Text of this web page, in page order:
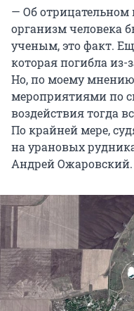
— Об
организм человека
ученым, это факт.
которая погибла из-
Но, по моему
мероприятиями по
воздействия тогда
По крайней мере,
на урановых
Андрей Ожаровский.